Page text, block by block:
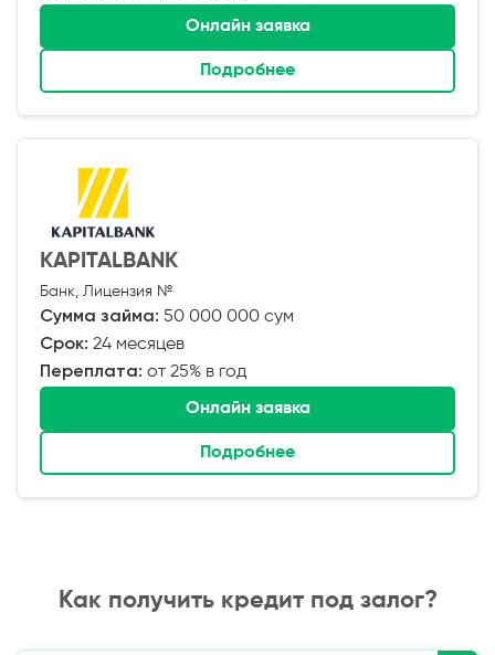
Онлайн заявка
Подробнее
KAPITALBANK
Банк, Лицензия №
Сумма займа: 50 000 000 сум
Срок: 24 месяцев
Переплата: от 25% в год
Онлайн заявка
Подробнее
Как получить кредит под залог?